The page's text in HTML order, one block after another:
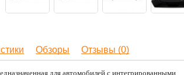
Обзоры Отзывы (0)
для автомобилей с интегрированными